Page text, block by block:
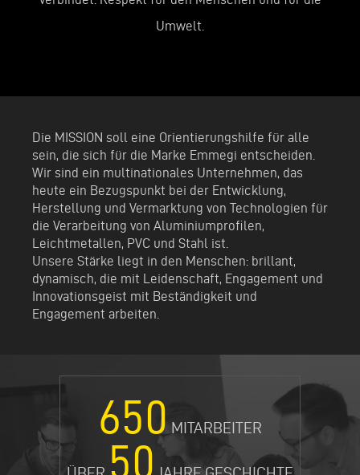
Umwelt.
Die MISSION soll eine Orientierungshilfe für alle
sein, die sich für die Marke Emmegi entscheiden.
Wir sind ein multinationales Unternehmen, das
heute ein Bezugspunkt bei der Entwicklung,
Herstellung und Vermarktung von Technologien für
die Verarbeitung von Aluminiumprofilen,
Leichtmetallen, PVC und Stahl ist.
Unsere Stärke liegt in den Menschen: brillant,
dynamisch, die mit Leidenschaft, Engagement und
Innovationsgeist mit Beständigkeit und
Engagement arbeiten.
650 MITARBEITER
50